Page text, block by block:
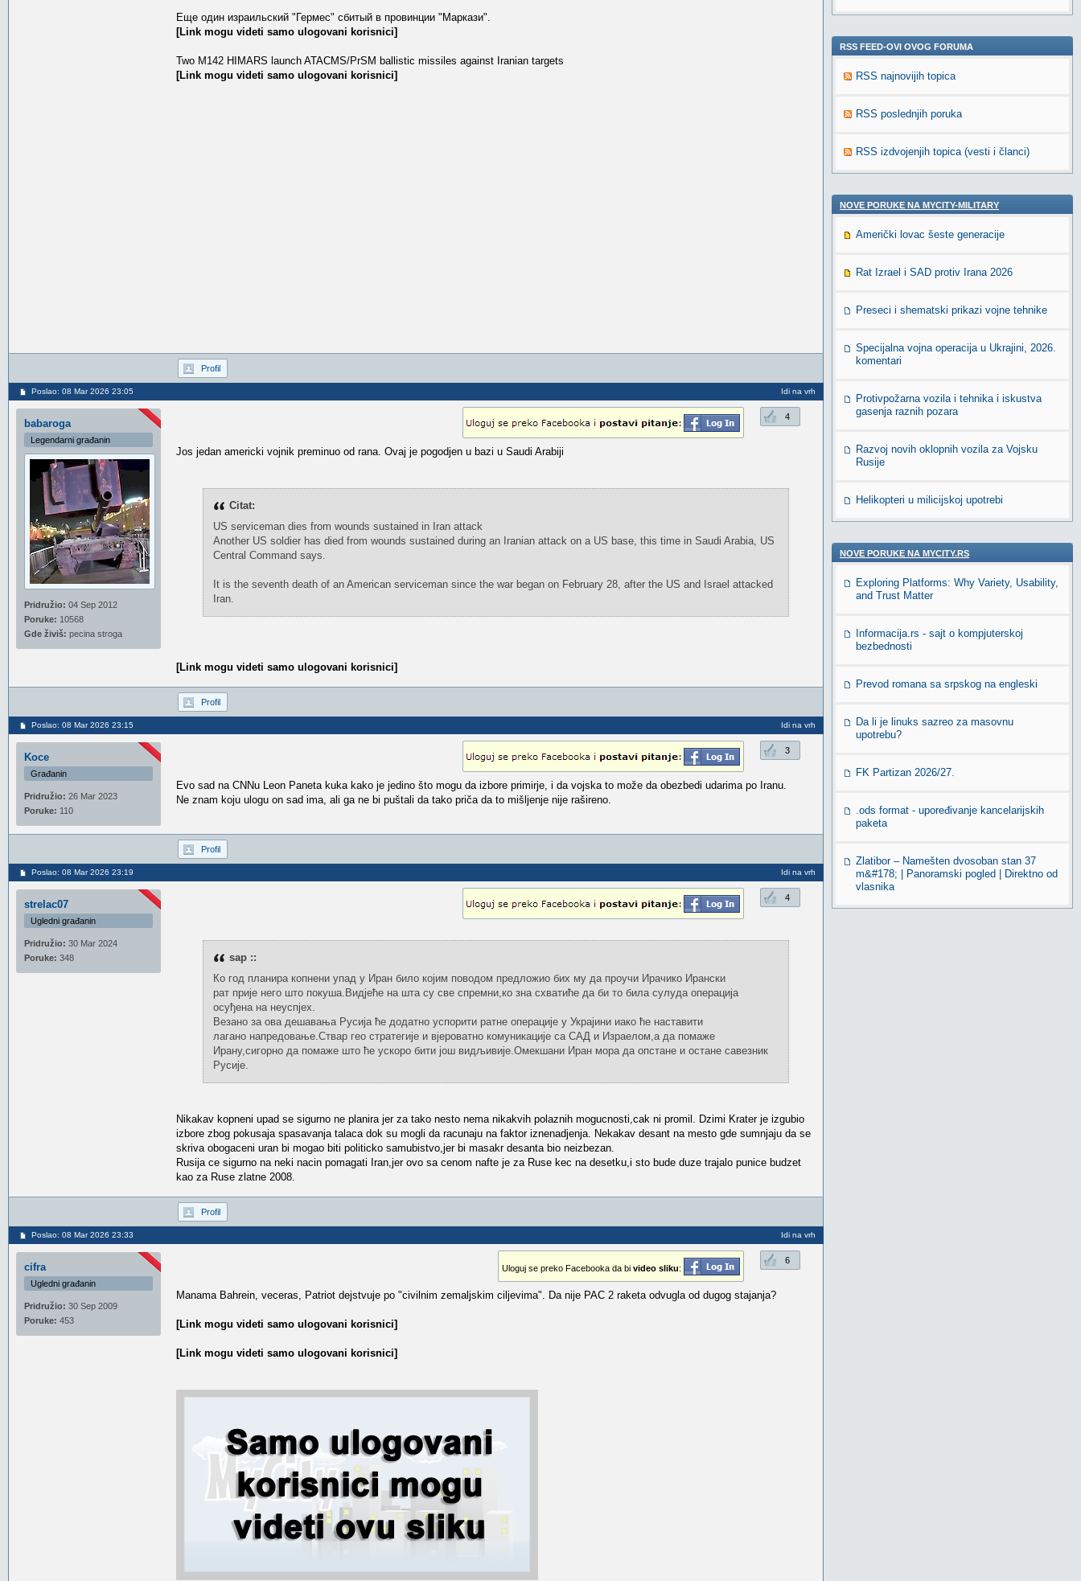
Еще один израильский "Гермес" сбитый в провинции "Маркази".
[Link mogu videti samo ulogovani korisnici]
Two M142 HIMARS launch ATACMS/PrSM ballistic missiles against Iranian targets
[Link mogu videti samo ulogovani korisnici]
Profil
Poslao: 08 Mar 2026 23:05 Idi na vrh
babaroga
Legendarni građanin
Pridružio: 04 Sep 2012
Poruke: 10568
Gde živiš: pecina stroga
4
Jos jedan americki vojnik preminuo od rana. Ovaj je pogodjen u bazi u Saudi Arabiji
Citat:
US serviceman dies from wounds sustained in Iran attack
Another US soldier has died from wounds sustained during an Iranian attack on a US base, this time in Saudi Arabia, US
Central Command says.
It is the seventh death of an American serviceman since the war began on February 28, after the US and Israel attacked
Iran.
[Link mogu videti samo ulogovani korisnici]
Profil
Poslao: 08 Mar 2026 23:15 Idi na vrh
Koce
Građanin
Pridružio: 26 Mar 2023
Poruke: 110
3
Evo sad na CNNu Leon Paneta kuka kako je jedino što mogu da izbore primirje, i da vojska to može da obezbedi udarima po Iranu.
Ne znam koju ulogu on sad ima, ali ga ne bi puštali da tako priča da to mišljenje nije rašireno.
Profil
Poslao: 08 Mar 2026 23:19 Idi na vrh
strelac07
Ugledni građanin
Pridružio: 30 Mar 2024
Poruke: 348
4
sap ::
Ко год планира копнени упад у Иран било којим поводом предложио бих му да проучи Ирачико Ирански
рат прије него што покуша.Видјеће на шта су све спремни,ко зна схватиће да би то била сулуда операција
осуђена на неуспјех.
Везано за ова дешавања Русија ће додатно успорити ратне операције у Украјини иако ће наставити
лагано напредовање.Ствар гео стратегије и вјероватно комуникације са САД и Израелом,а да помаже
Ирану,сигорно да помаже што ће ускоро бити још видљивије.Омекшани Иран мора да опстане и остане савезник
Русије.
Nikakav kopneni upad se sigurno ne planira jer za tako nesto nema nikakvih polaznih mogucnosti,cak ni promil. Dzimi Krater je izgubio
izbore zbog pokusaja spasavanja talaca dok su mogli da racunaju na faktor iznenadjenja. Nekakav desant na mesto gde sumnjaju da se
skriva obogaceni uran bi mogao biti politicko samubistvo,jer bi masakr desanta bio neizbezan.
Rusija ce sigurno na neki nacin pomagati Iran,jer ovo sa cenom nafte je za Ruse kec na desetku,i sto bude duze trajalo punice budzet
kao za Ruse zlatne 2008.
Profil
Poslao: 08 Mar 2026 23:33 Idi na vrh
cifra
Ugledni građanin
Pridružio: 30 Sep 2009
Poruke: 453
6
Uloguj se preko Facebooka da bi video sliku:
Manama Bahrein, veceras, Patriot dejstvuje po "civilnim zemaljskim ciljevima". Da nije PAC 2 raketa odvugla od dugog stajanja?
[Link mogu videti samo ulogovani korisnici]
[Link mogu videti samo ulogovani korisnici]
RSS FEED-OVI OVOG FORUMA
RSS najnovijih topica
RSS poslednjih poruka
RSS izdvojenjih topica (vesti i članci)
NOVE PORUKE NA MYCITY-MILITARY
Američki lovac šeste generacije
Rat Izrael i SAD protiv Irana 2026
Preseci i shematski prikazi vojne tehnike
Specijalna vojna operacija u Ukrajini, 2026.
komentari
Protivpožarna vozila i tehnika i iskustva
gasenja raznih pozara
Razvoj novih oklopnih vozila za Vojsku
Rusije
Helikopteri u milicijskoj upotrebi
NOVE PORUKE NA MYCITY.RS
Exploring Platforms: Why Variety, Usability,
and Trust Matter
Informacija.rs - sajt o kompjuterskoj
bezbednosti
Prevod romana sa srpskog na engleski
Da li je linuks sazreo za masovnu
upotrebu?
FK Partizan 2026/27.
.ods format - upoređivanje kancelarijskih
paketa
Zlatibor – Namešten dvosoban stan 37
m&#178; | Panoramski pogled | Direktno od
vlasnika